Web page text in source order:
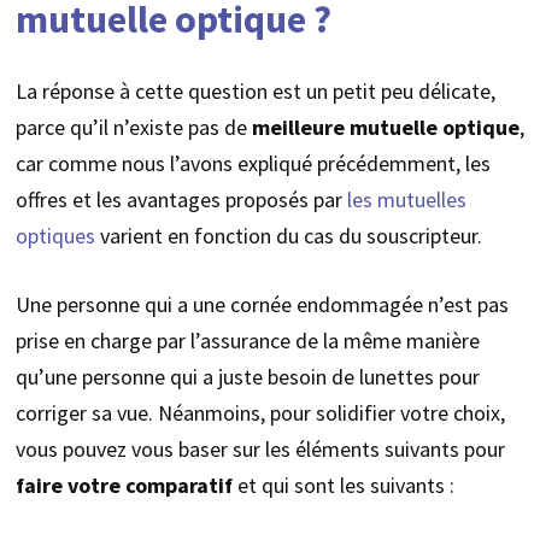
mutuelle optique ?
La réponse à cette question est un petit peu délicate,
parce qu’il n’existe pas de meilleure mutuelle optique,
car comme nous l’avons expliqué précédemment, les
offres et les avantages proposés par les mutuelles
optiques varient en fonction du cas du souscripteur.
Une personne qui a une cornée endommagée n’est pas
prise en charge par l’assurance de la même manière
qu’une personne qui a juste besoin de lunettes pour
corriger sa vue. Néanmoins, pour solidifier votre choix,
vous pouvez vous baser sur les éléments suivants pour
faire votre comparatif et qui sont les suivants :